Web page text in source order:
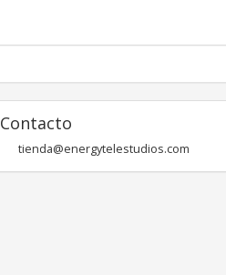
Contacto
tienda@energytelestudios.com